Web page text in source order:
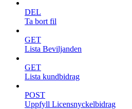
DEL
Ta bort fil
GET
Lista Beviljanden
GET
Lista kundbidrag
POST
Uppfyll Licensnyckelbidrag